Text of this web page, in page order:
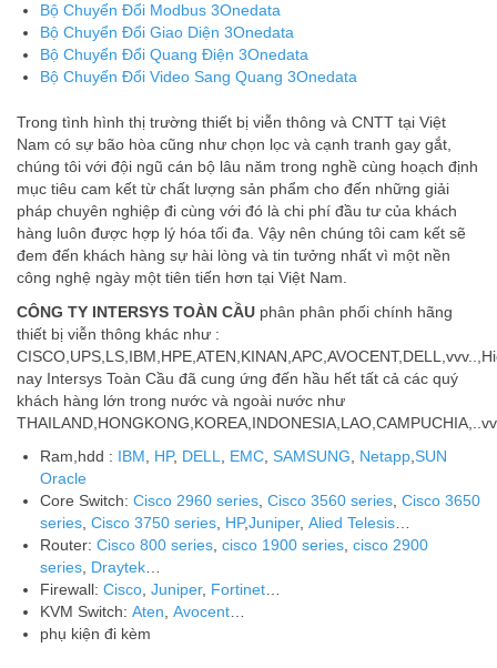
Bộ Chuyển Đổi Modbus 3Onedata
Bộ Chuyển Đổi Giao Diện 3Onedata
Bộ Chuyển Đổi Quang Điện 3Onedata
Bộ Chuyển Đổi Video Sang Quang 3Onedata
Trong tình hình thị trường thiết bị viễn thông và CNTT tại Việt
Nam có sự bão hòa cũng như chọn lọc và cạnh tranh gay gắt,
chúng tôi với đội ngũ cán bộ lâu năm trong nghề cùng hoạch định
mục tiêu cam kết từ chất lượng sản phẩm cho đến những giải
pháp chuyên nghiệp đi cùng với đó là chi phí đầu tư của khách
hàng luôn được hợp lý hóa tối đa. Vậy nên chúng tôi cam kết sẽ
đem đến khách hàng sự hài lòng và tin tưởng nhất vì một nền
công nghệ ngày một tiên tiến hơn tại Việt Nam.
CÔNG TY INTERSYS TOÀN CẦU phân phân phối chính hãng
thiết bị viễn thông khác như :
nay Intersys Toàn Cầu đã cung ứng đến hầu hết tất cả các quý
khách hàng lớn trong nước và ngoài nước như
Ram,hdd : IBM HP, DELL EMC, SAMSUNG Netapp, SUN
Oracle
Core Switch: Cisco 2960 series, Cisco 3560 series, Cisco 3650
series, Cisco 3750 series, HP,Juniper, Alied Telesis…
Router: Cisco 800 series, cisco 1900 series, cisco 2900
series, Draytek…
Firewall: Cisco, Juniper, Fortinet…
KVM Switch: Aten Avocent…
phụ kiện đi kèm